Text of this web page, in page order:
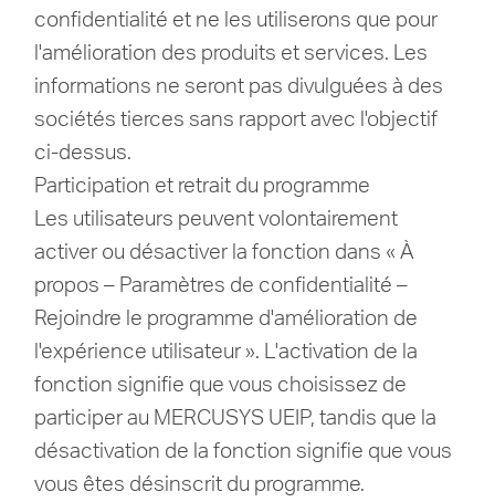
confidentialité et ne les utiliserons que pour
l'amélioration des produits et services. Les
informations ne seront pas divulguées à des
sociétés tierces sans rapport avec l'objectif
ci-dessus.
Participation et retrait du programme
Les utilisateurs peuvent volontairement
activer ou désactiver la fonction dans « À
propos – Paramètres de confidentialité –
Rejoindre le programme d'amélioration de
l'expérience utilisateur ». L'activation de la
fonction signifie que vous choisissez de
participer au MERCUSYS UEIP, tandis que la
désactivation de la fonction signifie que vous
vous êtes désinscrit du programme.